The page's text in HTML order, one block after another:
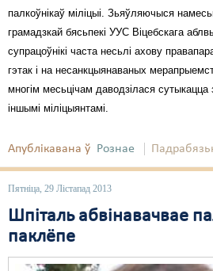
палкоўнікаў міліцыі. Зьяўляючыся
грамадзкай бясьпекі УУС Віцебскага
супрацоўнікі часта несьлі ахову
гэтак і на несанкцыянаваных
многім месьцічам даводзілася
іншымі міліцыянтамі.
Апублікавана ў Рознае
Пятніца, 29 Лістапад 2013
Шпіталь абвінавачвае
паклёпе